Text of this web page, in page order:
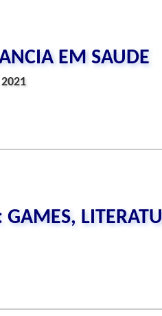
EM SAUDE
GAMES,